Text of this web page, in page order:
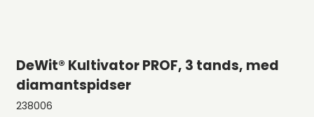
DeWit® Kultivator PROF, 3 tands, med
diamantspidser
238006